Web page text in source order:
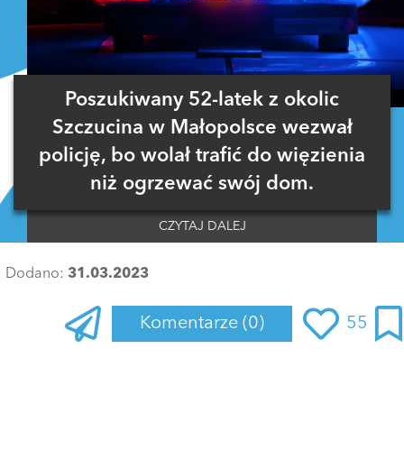
Poszukiwany 52-latek z okolic
Szczucina w Małopolsce wezwał
policję, bo wolał trafić do więzienia
niż ogrzewać swój dom.
CZYTAJ DALEJ
Dodano: 31.03.2023
Komentarze (0) 55